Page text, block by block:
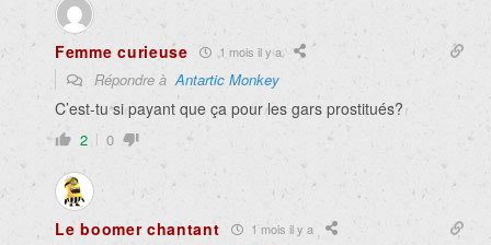
Femme curieuse 1 mois il y a
Répondre àAntartic Monkey
C’est-tu si payant que ça pour les gars prostitués?
2 0
Le boomer chantant 1 mois il y a